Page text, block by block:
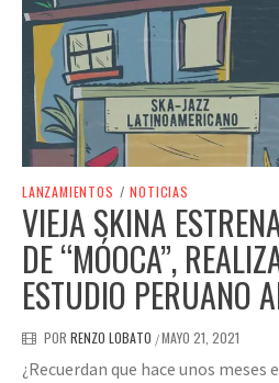
LANZAMIENTOS / NOTICIAS
VIEJA SKINA
DE “MÓOCA”,
ESTUDIO PERUANO
POR RENZO LOBATO /MAYO 21, 2021
¿Recuerdan que hace unos